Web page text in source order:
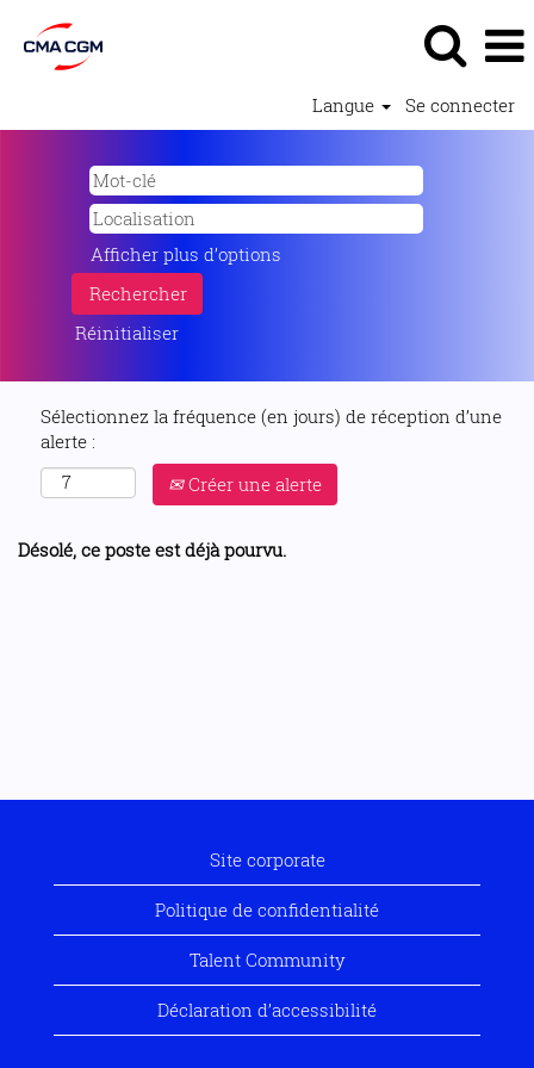
Langue Se connecter
Afficher plus d’options
Réinitialiser
Sélectionnez la fréquence (en jours) de réception d’une
alerte :
Créer une alerte
Désolé, ce poste est déjà pourvu.
Site corporate
Politique de confidentialité
Talent Community
Déclaration d’accessibilité